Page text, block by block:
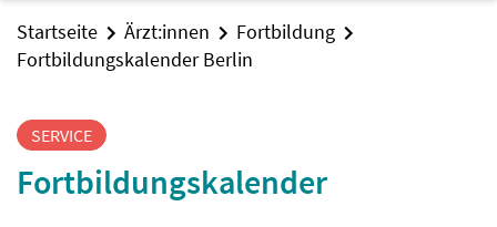
Startseite Ärzt:innen
Fortbildung
Fortbildungskalender Berlin
SERVICE
Fortbildungskalender